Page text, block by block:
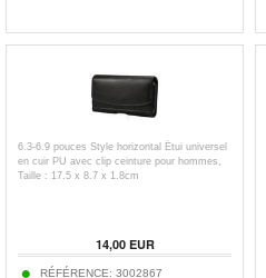
6.3-6.9 pouces Style horizontal Étui universel
en cuir PU avec clip ceinture pour hommes,
Taille : 17.5 x 8.7 x 1.8cm
14,00EUR
RÉFÉRENCE: 3002867